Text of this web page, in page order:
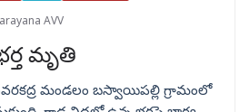
AVV
మృతి
మండలం బస్వాయిపల్లి గ్రామంలో